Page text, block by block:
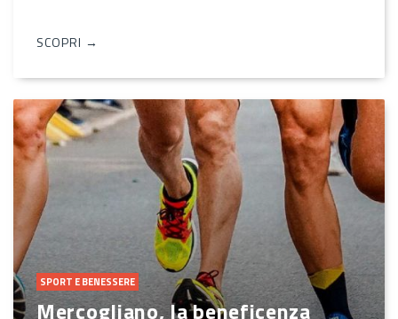
SCOPRI →
SPORT E BENESSERE
Mercogliano, la beneficenza